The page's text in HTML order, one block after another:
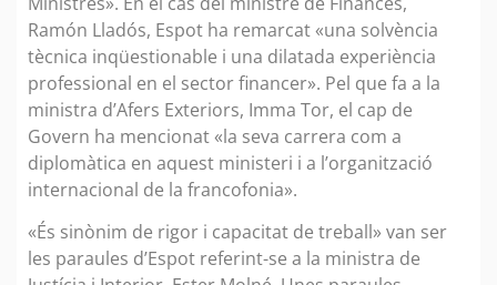
Ramón Lladós, Espot ha remarcat «una solvència
tècnica inqüestionable i una dilatada experiència
professional en el sector financer». Pel que fa a la
ministra d’Afers Exteriors, Imma Tor, el cap de
Govern ha mencionat «la seva carrera com a
diplomàtica en aquest ministeri i a l’organització
internacional de la francofonia».
«És sinònim de rigor i capacitat de treball» van ser
les paraules d’Espot referint-se a la ministra de